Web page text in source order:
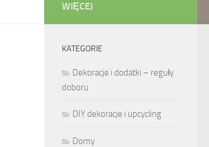
WIĘCEJ
KATEGORIE
Dekoracje i dodatki – reguły
doboru
DIY dekoracje i upcycling
Domy